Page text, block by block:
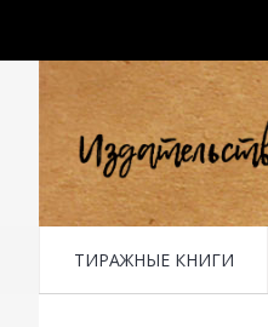
ТИРАЖНЫЕ КНИГИ